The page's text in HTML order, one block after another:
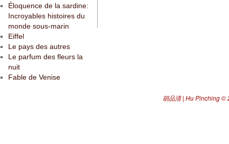
Éloquence de la sardine:
Incroyables histoires du
monde sous-marin
Eiffel
Le pays des autres
Le parfum des fleurs la
nuit
Fable de Venise
胡品清 | Hu Pinching©